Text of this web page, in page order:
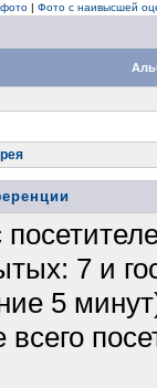
| Фото с наивысшей
7 и
5